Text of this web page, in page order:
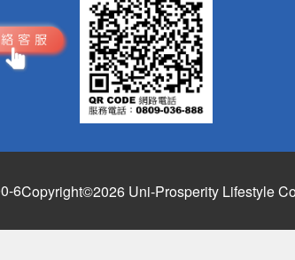
6Copyright©2026 Uni-Prosperity Lifestyle